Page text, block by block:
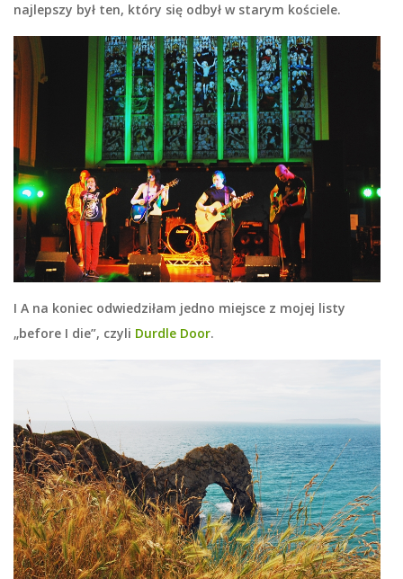
najlepszy był ten, który się odbył w starym kościele.
I A na koniec odwiedziłam jedno miejsce z mojej listy
„before I die”, czyli Durdle Door.